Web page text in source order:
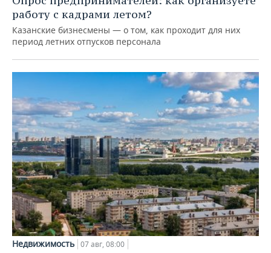
работу с кадрами летом?
Казанские бизнесмены — о том, как проходит для них
период летних отпусков персонала
Недвижимость 07 авг, 08:00